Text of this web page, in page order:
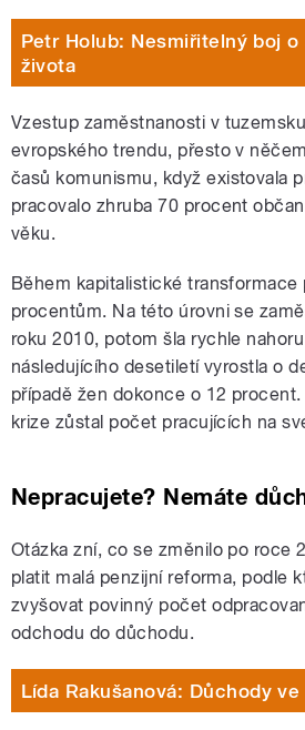
Petr Holub: Nesmiřitelný boj
života
Vzestup zaměstnanosti v
evropského trendu, přesto v
časů komunismu, když existovala
pracovalo zhruba 70 procent
věku.
Během kapitalistické transformace
procentům. Na této úrovni se
roku 2010, potom šla rychle
následujícího desetiletí vyrostla o
případě žen dokonce o 12
krize zůstal počet pracujících na
Nepracujete? Nemáte
Otázka zní, co se změnilo po roce
platit malá penzijní reforma, podle
zvyšovat povinný počet
odchodu do důchodu.
Lída Rakušanová: Důchody